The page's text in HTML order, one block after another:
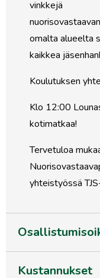
vinkkejä
omalta alueelta
kaikkea
Koulutuksen
Klo 12:00
kotimatkaa!
Tervetuloa
yhteistyössä
Kustannukset